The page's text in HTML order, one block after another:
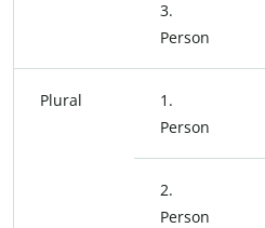
3.
Person
Plural
1.
Person
2.
Person